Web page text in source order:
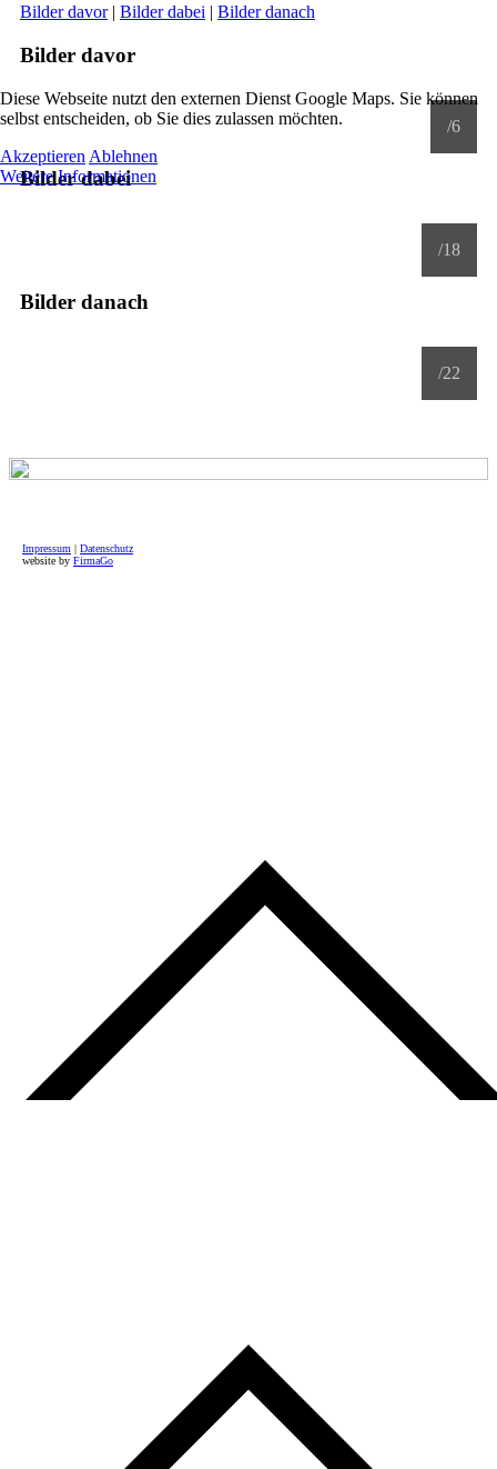
Bilder davor| Bilder dabei | Bilder danach
Bilder davor
/6
Bilder dabei
/18
Bilder danach
/22
Impressum | Datenschutz
website by FirmaGo
Diese Webseite nutzt den externen Dienst Google Maps. Sie können
selbst entscheiden, ob Sie dies zulassen möchten.
Akzeptieren Ablehnen
Weitere Informationen